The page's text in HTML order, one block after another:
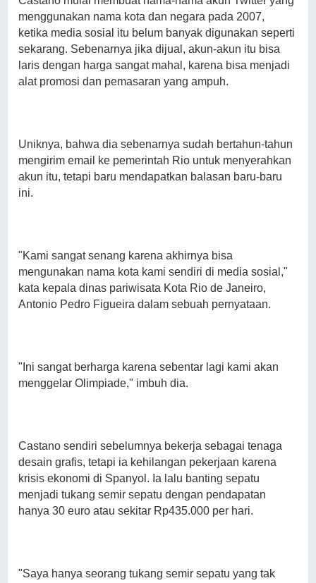
menggunakan nama kota dan negara pada 2007,
ketika media sosial itu belum banyak digunakan seperti
sekarang. Sebenarnya jika dijual, akun-akun itu bisa
laris dengan harga sangat mahal, karena bisa menjadi
alat promosi dan pemasaran yang ampuh.
Uniknya, bahwa dia sebenarnya sudah bertahun-tahun
mengirim email ke pemerintah Rio untuk menyerahkan
akun itu, tetapi baru mendapatkan balasan baru-baru
ini.
"Kami sangat senang karena akhirnya bisa
mengunakan nama kota kami sendiri di media sosial,"
kata kepala dinas pariwisata Kota Rio de Janeiro,
Antonio Pedro Figueira dalam sebuah pernyataan.
"Ini sangat berharga karena sebentar lagi kami akan
menggelar Olimpiade," imbuh dia.
Castano sendiri sebelumnya bekerja sebagai tenaga
desain grafis, tetapi ia kehilangan pekerjaan karena
krisis ekonomi di Spanyol. Ia lalu banting sepatu
menjadi tukang semir sepatu dengan pendapatan
hanya 30 euro atau sekitar Rp435.000 per hari.
"Saya hanya seorang tukang semir sepatu yang tak